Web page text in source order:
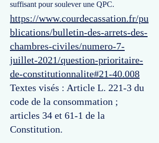
suffisant pour soulever une QPC.
https://www.courdecassation.fr/pu
blications/bulletin-des-arrets-des-
chambres-civiles/numero-7-
juillet-2021/question-prioritaire-
de-constitutionnalite#21-40.008
Textes visés : Article L. 221-3 du
code de la consommation ;
articles 34 et 61-1 de la
Constitution.